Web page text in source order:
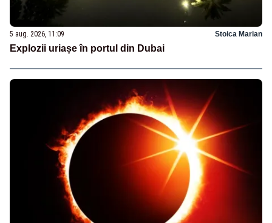
5 aug. 2026, 11:09 Stoica Marian
Explozii uriașe în portul din Dubai